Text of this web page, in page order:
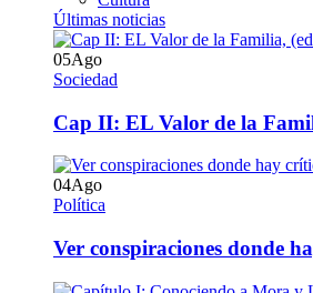
Últimas noticias
05Ago
Sociedad
Cap II: EL Valor de la
04Ago
Política
Ver conspiraciones donde